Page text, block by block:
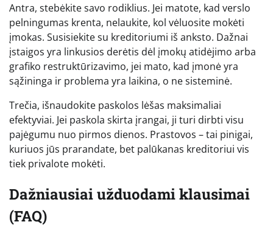
Antra, stebėkite savo rodiklius. Jei matote, kad verslo
pelningumas krenta, nelaukite, kol vėluosite mokėti
įmokas. Susisiekite su kreditoriumi iš anksto. Dažnai
įstaigos yra linkusios derėtis dėl įmokų atidėjimo arba
grafiko restruktūrizavimo, jei mato, kad įmonė yra
sąžininga ir problema yra laikina, o ne sisteminė.
Trečia, išnaudokite paskolos lėšas maksimaliai
efektyviai. Jei paskola skirta įrangai, ji turi dirbti visu
pajėgumu nuo pirmos dienos. Prastovos – tai pinigai,
kuriuos jūs prarandate, bet palūkanas kreditoriui vis
tiek privalote mokėti.
Dažniausiai užduodami klausimai
(FAQ)